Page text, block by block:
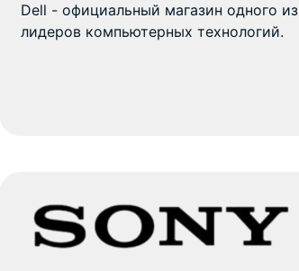
Dell - официальный магазин одного из
лидеров компьютерных технологий.